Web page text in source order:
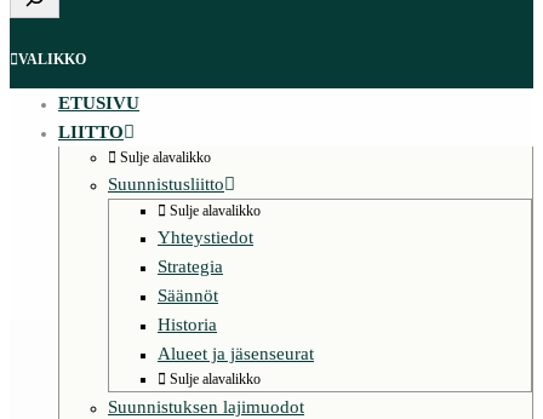
VALIKKO
ETUSIVU
LIITTO
Sulje alavalikko
Suunnistusliitto
Sulje alavalikko
Yhteystiedot
Strategia
Säännöt
Historia
Alueet ja jäsenseurat
Sulje alavalikko
Suunnistuksen lajimuodot